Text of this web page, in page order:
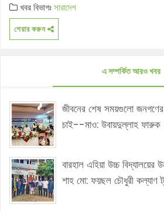
খবর বিভাগঃসারাদেশ
শেয়ার করুন
এ সম্পর্কিত আরও খবর
জীবনের শেষ সময়গুলো
চাই--মাও: উবায়দুল্লাহ ফারুক
বারহাল এহিয়া উচ্চ
শাহ মো: ফয়ছল চৌধুরী কল্যাণ